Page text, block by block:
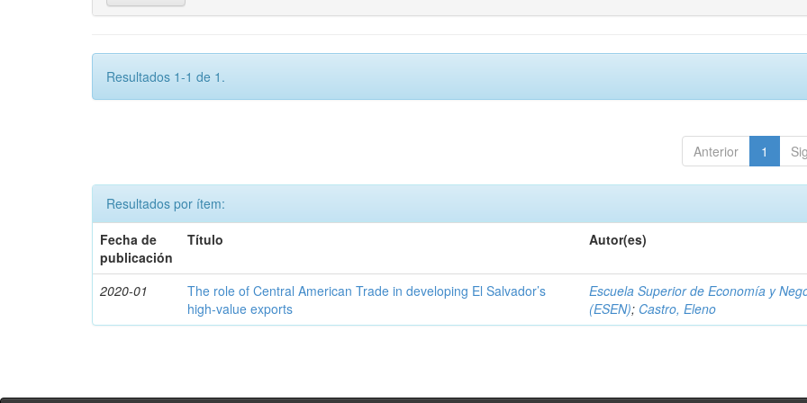
Resultados 1-1 de 1.
Anterior 1
Resultados por ítem:
Fecha de
publicación
Título Autor(es)
2020-01
The role of Central American Trade in developing El Salvador’s
high-value exports
Escuela Superior de Economía y
(ESEN); Castro, Eleno